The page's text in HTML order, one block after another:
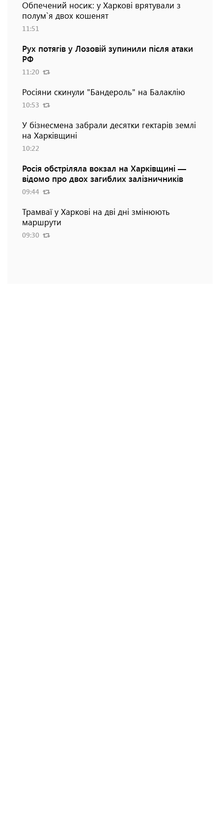
Обпечений носик: у Харкові врятували з
полум`я двох кошенят
11:51
Рух потягів у Лозовій зупинили після атаки
РФ
11:20
Росіяни скинули "Бандероль" на Балаклію
10:53
У бізнесмена забрали десятки гектарів землі
на Харківщині
10:22
Росія обстріляла вокзал на Харківщині —
відомо про двох загиблих залізничників
09:44
Трамваї у Харкові на дві дні змінюють
маршрути
09:30